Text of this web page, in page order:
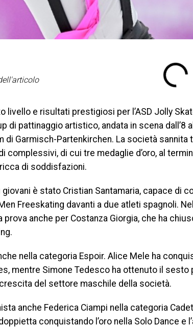
livello e risultati prestigiosi per l’ASD Jolly
di pattinaggio artistico, andata in scena dall’8
di Garmisch-Partenkirchen. La società sannita
complessivi, di cui tre medaglie d’oro, al
di soddisfazioni.
giovani è stato Cristian Santamaria, capace di
Freeskating davanti a due atleti spagnoli.
prova anche per Costanza Giorgia, che ha
nella categoria Espoir. Alice Mele ha
mentre Simone Tedesco ha ottenuto il sesto
del settore maschile della società.
anche Federica Ciampi nella categoria
conquistando l’oro nella Solo Dance e